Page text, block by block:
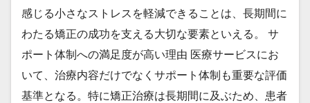
感じる小さなストレスを軽減できることは、長期間に
わたる矯正の成功を支える大切な要素といえる。 サ
ポート体制への満足度が高い理由 医療サービスにお
いて、治療内容だけでなくサポート体制も重要な評価
基準となる。特に矯正治療は長期間に及ぶため、患者